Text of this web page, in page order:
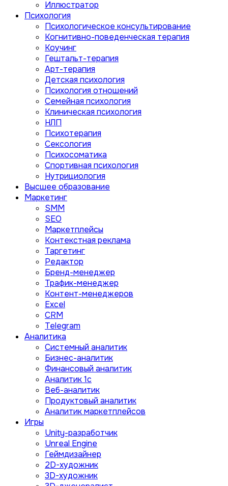
Иллюстратор
Психология
Психологическое консультирование
Когнитивно-поведенческая терапия
Коучинг
Гештальт-терапия
Арт-терапия
Детская психология
Психология отношений
Семейная психология
Клиническая психология
НЛП
Психотерапия
Сексология
Психосоматика
Спортивная психология
Нутрициология
Высшее образование
Маркетинг
SMM
SEO
Маркетплейсы
Контекстная реклама
Таргетинг
Редактор
Бренд-менеджер
Трафик-менеджер
Контент-менеджеров
Excel
CRM
Telegram
Аналитика
Системный аналитик
Бизнес-аналитик
Финансовый аналитик
Aналитик 1с
Веб-аналитик
Продуктовый аналитик
Аналитик маркетплейсов
Игры
Unity-разработчик
Unreal Engine
Геймдизайнер
2D-художник
3D-художник